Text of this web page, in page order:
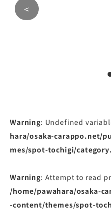
<
Warning: Undefined
hara/osaka-carappo.net/
mes/spot-tochigi/
Warning: Attempt to read
/home/pawahara/osaka-
-content/themes/spot-